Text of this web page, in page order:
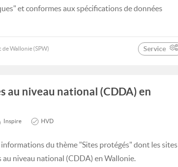
et conformes aux spécifications de données
de Wallonie (SPW) Service
au niveau national (CDDA) en
Inspire HVD
du thème "Sites protégés" dont les sites
au niveau national (CDDA) en Wallonie.